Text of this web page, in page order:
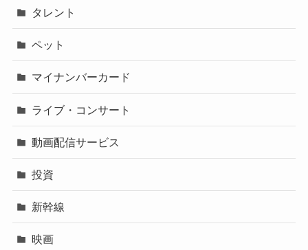
タレント
ペット
マイナンバーカード
ライブ・コンサート
動画配信サービス
投資
新幹線
映画